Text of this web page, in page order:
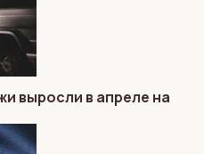
выросли в апреле на